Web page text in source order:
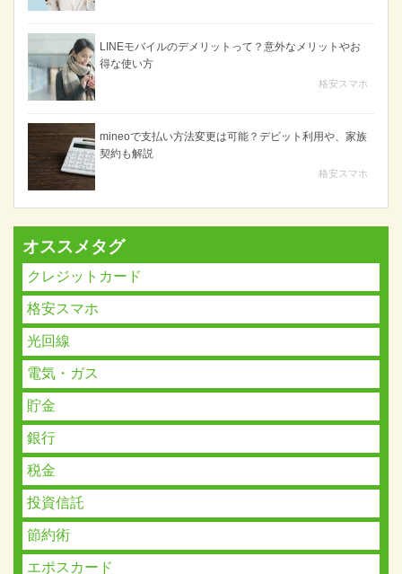
LINEモバイルのデメリットって？意外なメリットやお
得な使い方
格安スマホ
mineoで支払い方法変更は可能？デビット利用や、家族
契約も解説
格安スマホ
オススメタグ
クレジットカード
格安スマホ
光回線
電気・ガス
貯金
銀行
税金
投資信託
節約術
エポスカード